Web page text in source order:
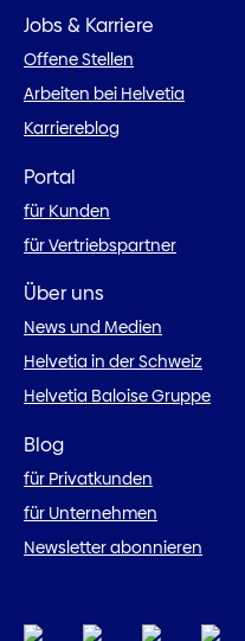
Jobs & Karriere
Offene Stellen
Arbeiten bei Helvetia
Karriereblog
Portal
für Kunden
für Vertriebspartner
Über uns
News und Medien
Helvetia in der Schweiz
Helvetia Baloise Gruppe
Blog
für Privatkunden
für Unternehmen
Newsletter abonnieren